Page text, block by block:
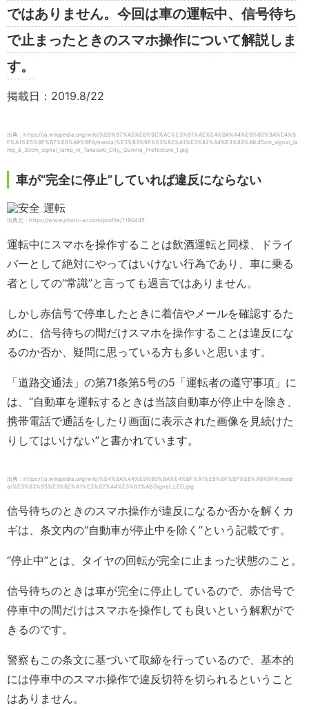
ではありません。今回は車の運転中、信号待ち
で止まったときのスマホ操作について解説しま
す。
掲載日：2019.8/22
出典：https://ja.wikipedia.org/wiki/%E6%97%A5%E6%9C%AC%E3%81%AE%E4%BA%A4%E9%80%9A%E4%B
F%A1%E5%8F%B7%E6%A9%9F#/media/%E3%83%95%E3%82%A1%E3%82%A4%E3%83%AB:45cm_signal_la
mp_&_30cm_signal_lamp_in_Takasaki_City,_Gunma_Prefecture_1.jpg
車が“完全に停止”していれば違反にならない
出典元：https://www.photo-ac.com/profile/1190445
運転中にスマホを操作することは飲酒運転と同様、ドライ
バーとして絶対にやってはいけない行為であり、車に乗る
者としての“常識”と言っても過言ではありません。
しかし赤信号で停車したときに着信やメールを確認するた
めに、信号待ちの間だけスマホを操作することは違反にな
るのか否か、疑問に思っている方も多いと思います。
「道路交通法」の第71条第5号の5「運転者の遵守事項」に
は、“自動車を運転するときは当該自動車が停止中を除き、
携帯電話で通話をしたり画面に表示された画像を見続けた
りしてはいけない”と書かれています。
出典：https://ja.wikipedia.org/wiki/%E4%BA%A4%E9%80%9A%E4%BF%A1%E5%8F%B7%E6%A9%9F#/medi
a/%E3%83%95%E3%82%A1%E3%82%A4%E3%83%AB:Signal_LED.jpg
信号待ちのときのスマホ操作が違反になるか否かを解くカ
ギは、条文内の“自動車が停止中を除く”という記載です。
“停止中”とは、タイヤの回転が完全に止まった状態のこと。
信号待ちのときは車が完全に停止しているので、赤信号で
停車中の間だけはスマホを操作しても良いという解釈がで
きるのです。
警察もこの条文に基づいて取締を行っているので、基本的
には停車中のスマホ操作で違反切符を切られるということ
はありません。